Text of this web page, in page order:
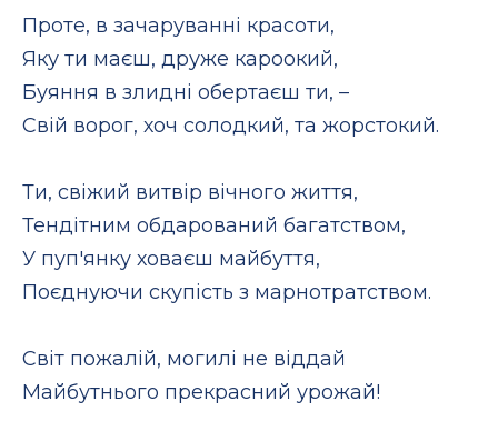
Проте, в зачаруванні красоти,
Яку ти маєш, друже кароокий,
Буяння в злидні обертаєш ти, –
Свій ворог, хоч солодкий, та жорстокий.
Ти, свіжий витвір вічного життя,
Тендітним обдарований багатством,
У пуп'янку ховаєш майбуття,
Поєднуючи скупість з марнотратством.
Світ пожалій, могилі не віддай
Майбутнього прекрасний урожай!